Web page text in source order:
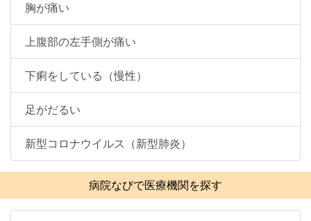
胸が痛い
上腹部の左手側が痛い
下痢をしている（慢性）
足がだるい
新型コロナウイルス（新型肺炎）
病院なびで医療機関を探す